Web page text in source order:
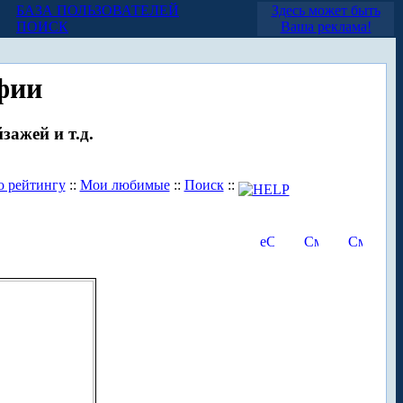
БАЗА ПОЛЬЗОВАТЕЛЕЙ
ПОИСК
Здесь может быть
Ваша реклама!
и т.д.
рейтингу:: Мои любимые:: Поиск::